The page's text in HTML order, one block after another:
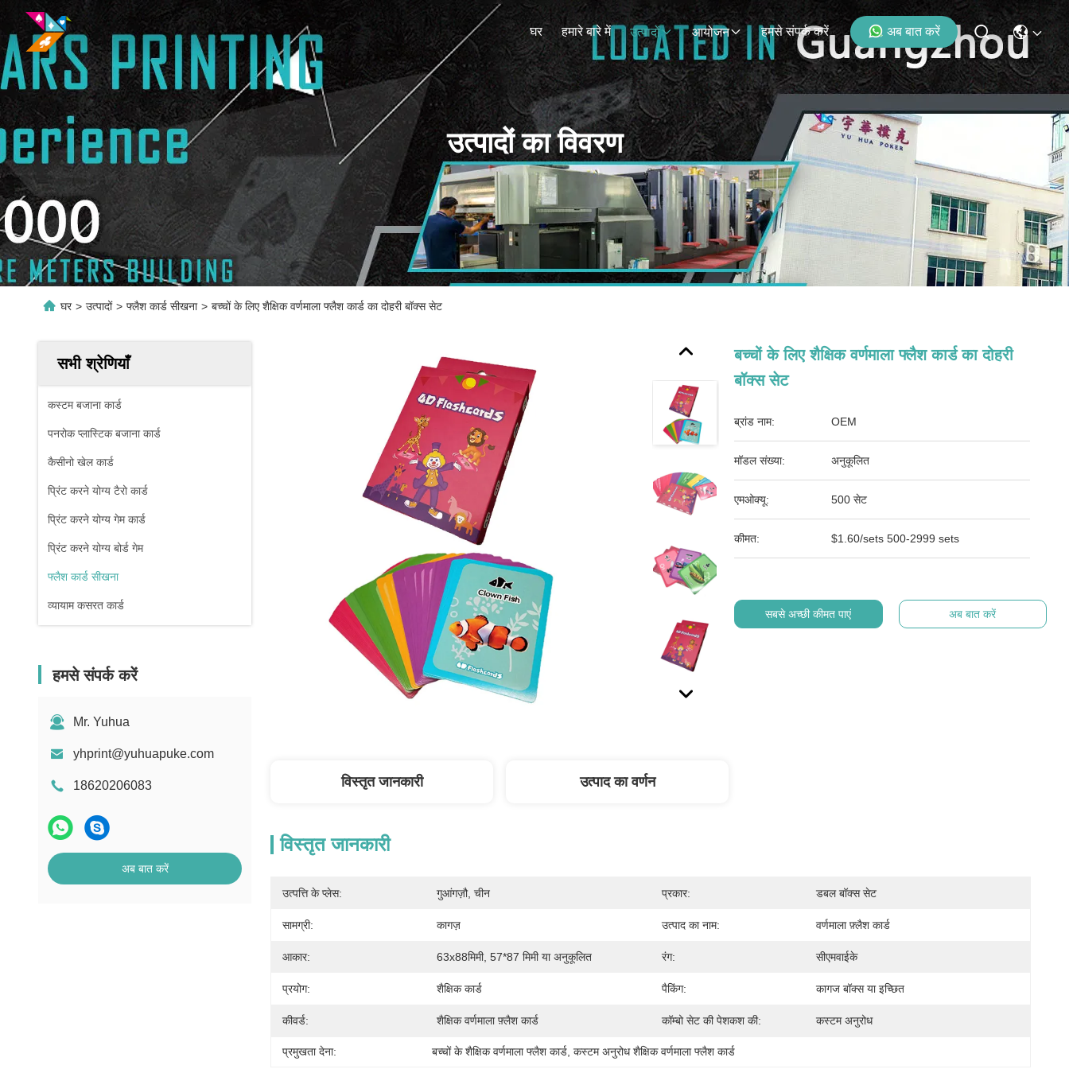
घर हमारे बारे में उत्पादों आयोजन हमसे संपर्क करें अब बात करें
उत्पादों का विवरण
घर > उत्पादों > फ्लैश कार्ड सीखना > बच्चों के लिए शैक्षिक वर्णमाला फ्लैश कार्ड का दोहरी बॉक्स सेट
सभी श्रेणियाँ
कस्टम बजाना कार्ड
पनरोक प्लास्टिक बजाना कार्ड
कैसीनो खेल कार्ड
प्रिंट करने योग्य टैरो कार्ड
प्रिंट करने योग्य गेम कार्ड
प्रिंट करने योग्य बोर्ड गेम
फ्लैश कार्ड सीखना
व्यायाम कसरत कार्ड
हमसे संपर्क करें
Mr. Yuhua
yhprint@yuhuapuke.com
18620206083
अब बात करें
बच्चों के लिए शैक्षिक वर्णमाला फ्लैश कार्ड का दोहरी
बॉक्स सेट
ब्रांड नाम: OEM
मॉडल संख्या: अनुकूलित
एमओक्यू: 500 सेट
कीमत: $1.60/sets 500-2999 sets
सबसे अच्छी कीमत पाएं अब बात करें
विस्तृत जानकारी उत्पाद का वर्णन
विस्तृत जानकारी
उत्पत्ति के प्लेस: गुआंगज़ौ, चीन प्रकार: डबल बॉक्स सेट
सामग्री: कागज़ उत्पाद का नाम: वर्णमाला फ़्लैश कार्ड
आकार: 63x88मिमी, 57*87 मिमी या अनुकूलित रंग: सीएमवाईके
प्रयोग: शैक्षिक कार्ड पैकिंग: कागज बॉक्स या इच्छित
कीवर्ड: शैक्षिक वर्णमाला फ़्लैश कार्ड कॉम्बो सेट की पेशकश की: कस्टम अनुरोध
प्रमुखता देना: बच्चों के शैक्षिक वर्णमाला फ्लैश कार्ड , कस्टम अनुरोध शैक्षिक वर्णमाला फ्लैश कार्ड